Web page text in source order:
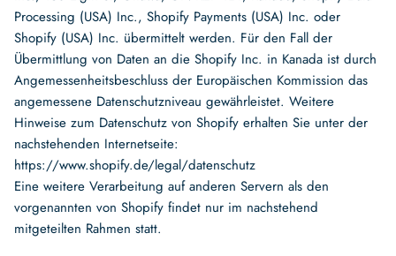
Processing (USA) Inc., Shopify Payments (USA) Inc. oder
Shopify (USA) Inc. übermittelt werden. Für den Fall der
Übermittlung von Daten an die Shopify Inc. in Kanada ist durch
Angemessenheitsbeschluss der Europäischen Kommission das
angemessene Datenschutzniveau gewährleistet. Weitere
Hinweise zum Datenschutz von Shopify erhalten Sie unter der
nachstehenden Internetseite:
https://www.shopify.de/legal/datenschutz
Eine weitere Verarbeitung auf anderen Servern als den
vorgenannten von Shopify findet nur im nachstehend
mitgeteilten Rahmen statt.